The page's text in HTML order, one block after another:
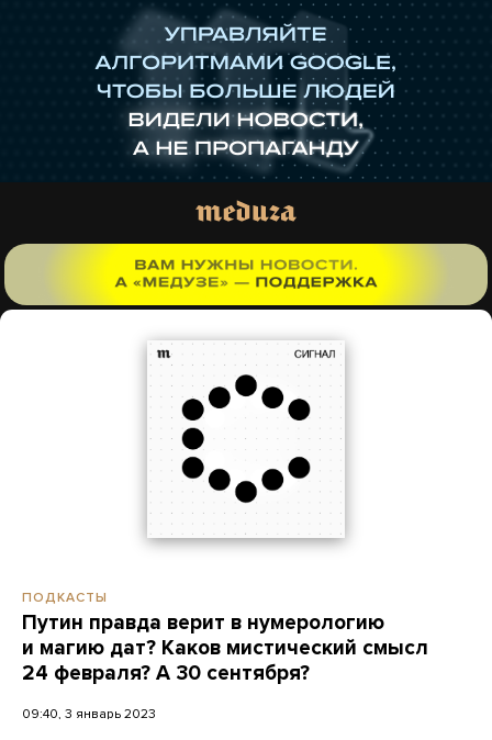
ПОДКАСТЫ
Путин правда верит в нумерологию
и магию дат? Каков мистический смысл
24 февраля? А 30 сентября?
09:40, 3 январь 2023